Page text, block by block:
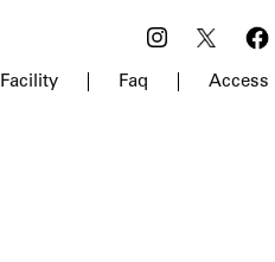
Facility Faq Access